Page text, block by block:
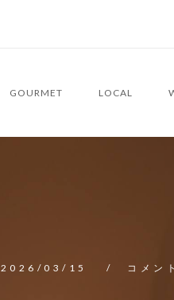
GOURMET LOCAL
2026/03/15 コメン